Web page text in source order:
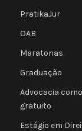
PratikaJur
OAB
Maratonas
Graduação
Advocacia como
gratuito
Estágio em